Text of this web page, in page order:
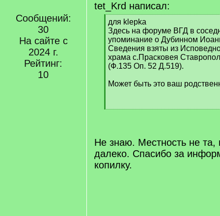
Сообщений:
30
На сайте с
2024 г.
Рейтинг:
10
tet_Krd написал:
[
q
]
для klepka
Здесь на форуме ВГД в
упоминание о Дубинном
Сведения взяты из
храма с.Прасковея
(Ф.135 Оп. 52 Д.519).
Может быть это ваш
[
Не знаю. Местность не та,
далеко. Спасибо за
копилку.